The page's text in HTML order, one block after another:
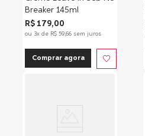
Breaker 145ml
R$ 179,00
ou 3x de R$ 59,66 sem juros
Comprar agora